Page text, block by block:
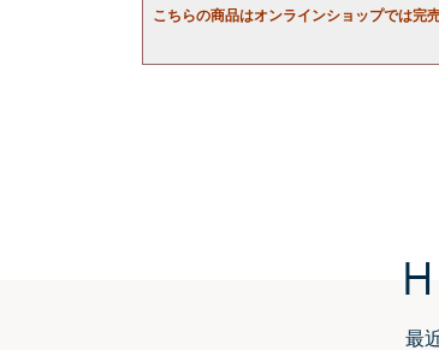
こちらの商品はオンラインショップでは完
最